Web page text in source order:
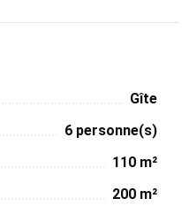
Gîte
6 personne(s)
110 m²
200 m²